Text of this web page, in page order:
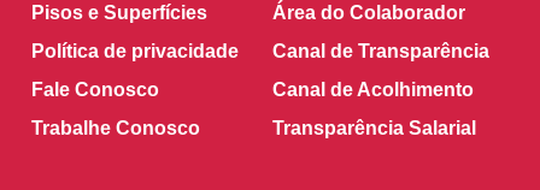
Pisos e Superfícies
Área do Colaborador
Política de privacidade
Canal de Transparência
Fale Conosco
Canal de Acolhimento
Trabalhe Conosco
Transparência Salarial